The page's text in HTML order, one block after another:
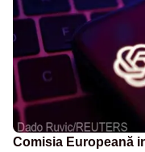
Comisia Europeană